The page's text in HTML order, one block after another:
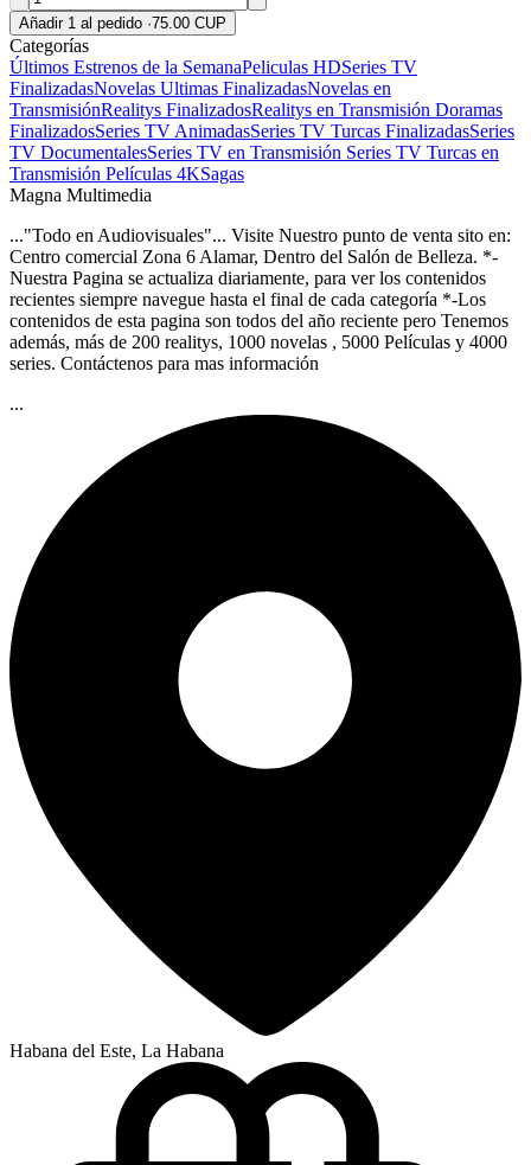
Añadir 1 al pedido ·75.00 CUP
Categorías
Últimos Estrenos de la SemanaPeliculas HDSeries TV
FinalizadasNovelas Ultimas FinalizadasNovelas en
TransmisiónRealitys FinalizadosRealitys en Transmisión Doramas
FinalizadosSeries TV AnimadasSeries TV Turcas FinalizadasSeries
TV DocumentalesSeries TV en Transmisión Series TV Turcas en
Transmisión Películas 4KSagas
Magna Multimedia
..."Todo en Audiovisuales"... Visite Nuestro punto de venta sito en:
Centro comercial Zona 6 Alamar, Dentro del Salón de Belleza. *-
Nuestra Pagina se actualiza diariamente, para ver los contenidos
recientes siempre navegue hasta el final de cada categoría *-Los
contenidos de esta pagina son todos del año reciente pero Tenemos
además, más de 200 realitys, 1000 novelas , 5000 Películas y 4000
series. Contáctenos para mas información
...
Habana del Este, La Habana